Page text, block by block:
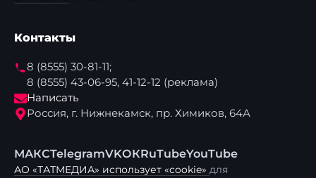
Контакты
8 (8555) 30-81-11;
8 (8555) 43-06-95, 41-12-12 (реклама)
Написать
Россия, г. Нижнекамск, пр. Химиков, 64А
МАКСTelegramVKОКRuTubeYouTube
АО «ТАТМЕДИА» использует «cookie» для